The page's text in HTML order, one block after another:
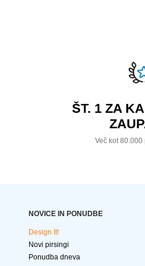
ŠT. 1 ZA
Več kot
NOVICE IN PONUDBE
Design It!
Novi pirsingi
Ponudba dneva